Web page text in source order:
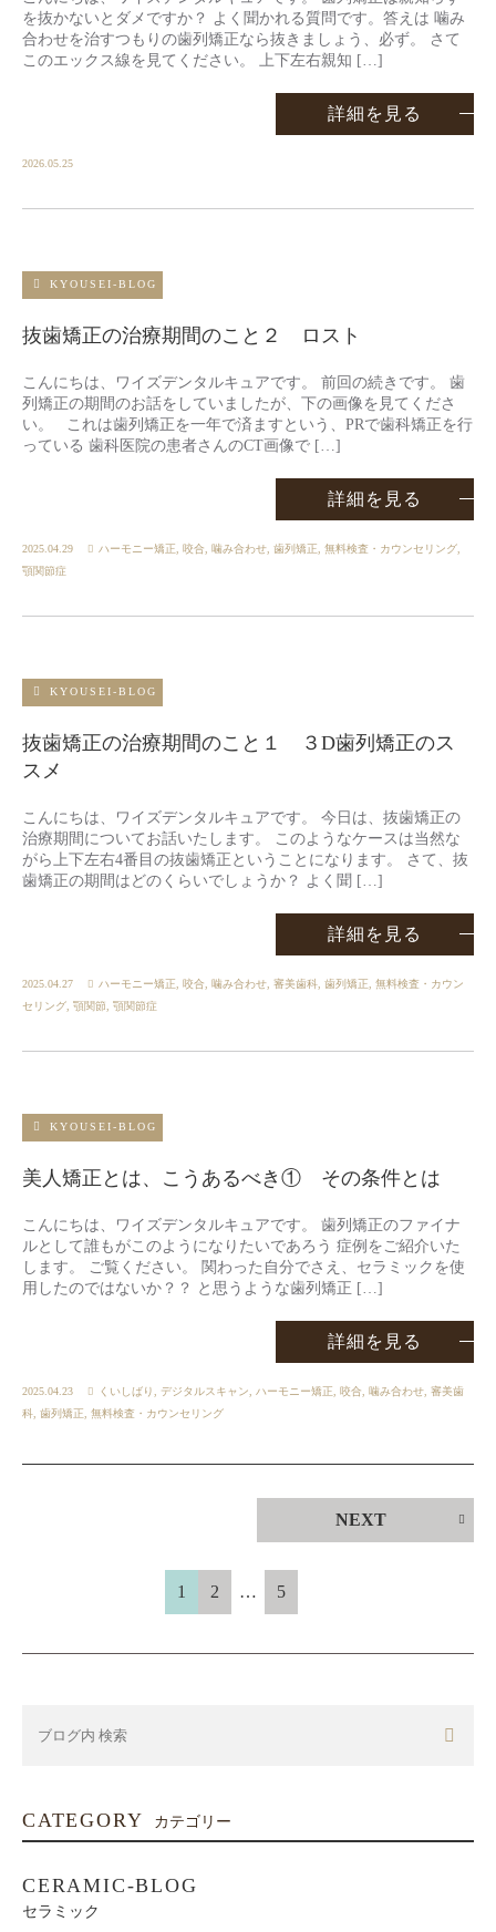
を抜かないとダメですか？ よく聞かれる質問です。答えは 噛み
合わせを治すつもりの歯列矯正なら抜きましょう、必ず。 さて
このエックス線を見てください。 上下左右親知 […]
詳細を見る
2026.05.25
KYOUSEI-BLOG
抜歯矯正の治療期間のこと２ ロスト
こんにちは、ワイズデンタルキュアです。 前回の続きです。 歯
列矯正の期間のお話をしていましたが、下の画像を見てくださ
い。 これは歯列矯正を一年で済ますという、PRで歯科矯正を行
っている 歯科医院の患者さんのCT画像で […]
詳細を見る
2025.04.29 ハーモニー矯正 咬合 噛み合わせ 歯列矯正 無料検査・カウンセリング
顎関節症
KYOUSEI-BLOG
抜歯矯正の治療期間のこと１ ３D歯列矯正のス
スメ
こんにちは、ワイズデンタルキュアです。 今日は、抜歯矯正の
治療期間についてお話いたします。 このようなケースは当然な
がら上下左右4番目の抜歯矯正ということになります。 さて、抜
歯矯正の期間はどのくらいでしょうか？ よく聞 […]
詳細を見る
2025.04.27 ハーモニー矯正 咬合 噛み合わせ 審美歯科 歯列矯正
無料検査・カウン
セリング 顎関節 顎関節症
KYOUSEI-BLOG
美人矯正とは、こうあるべき① その条件とは
こんにちは、ワイズデンタルキュアです。 歯列矯正のファイナ
ルとして誰もがこのようになりたいであろう 症例をご紹介いた
します。 ご覧ください。 関わった自分でさえ、セラミックを使
用したのではないか？？ と思うような歯列矯正 […]
詳細を見る
2025.04.23 くいしばり デジタルスキャン ハーモニー矯正 咬合 噛み合わせ 審美歯
科 歯列矯正 無料検査・カウンセリング
1 2 … 5
NEXT
CATEGORY カテゴリー
CERAMIC-BLOG
セラミック